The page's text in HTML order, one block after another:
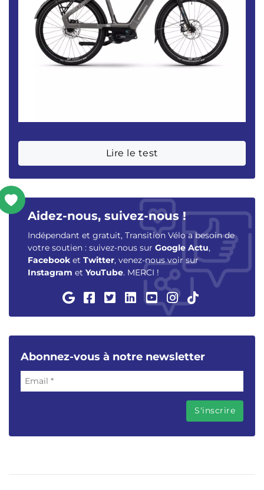
Lire le test
Aidez-nous, suivez-nous !
Indépendant et gratuit, Transition Vélo a besoin de
votre soutien : suivez-nous sur Google Actu,
Facebook et Twitter, venez-nous voir sur
Instagram et YouTube. MERCI !
Abonnez-vous à notre newsletter